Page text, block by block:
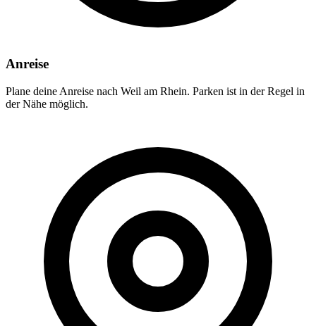
Anreise
Plane deine Anreise nach Weil am Rhein. Parken ist in der Regel in
der Nähe möglich.